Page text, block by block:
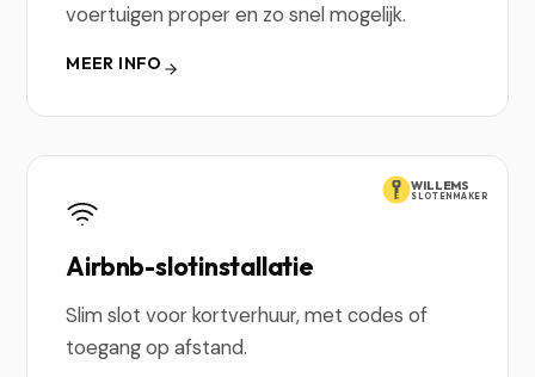
voertuigen proper en zo snel mogelijk.
MEER INFO
WILLEMS
SLOTENMAKER
Airbnb-slotinstallatie
Slim slot voor kortverhuur, met codes of
toegang op afstand.